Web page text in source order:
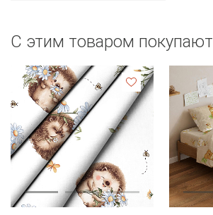
С этим товаром покупают